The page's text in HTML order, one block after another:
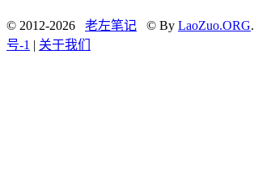
© 2012-2026 老左笔记 © By LaoZuo.ORG.
号-1 | 关于我们